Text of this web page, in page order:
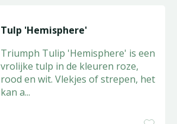
Tulp 'Hemisphere'
Triumph Tulip 'Hemisphere' is een
vrolijke tulp in de kleuren roze,
rood en wit. Vlekjes of strepen, het
kan a...